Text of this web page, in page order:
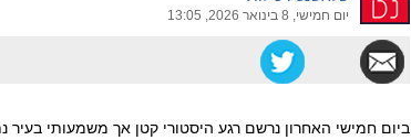
יום חמישי, 8 בינואר 2026, 13:05
ביום חמישי האחרון נרשם רגע היסטורי קטן אך משמעותי בעיר